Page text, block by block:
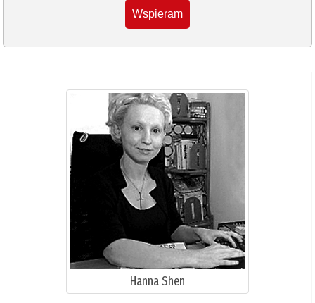
Wspieram
Hanna Shen